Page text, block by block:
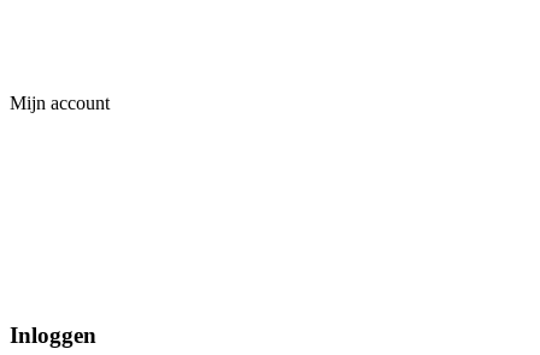
Mijn account
Inloggen